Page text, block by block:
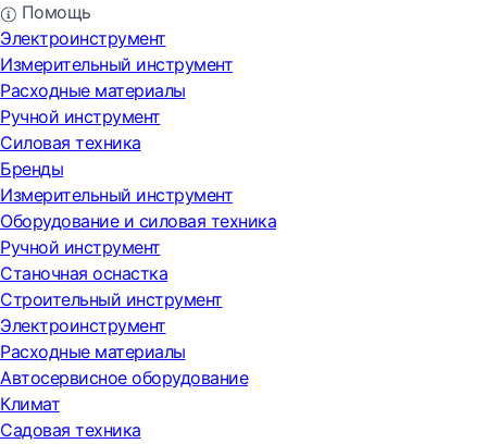
Помощь
Электроинструмент
Измерительный инструмент
Расходные материалы
Ручной инструмент
Силовая техника
Бренды
Измерительный инструмент
Оборудование и силовая техника
Ручной инструмент
Станочная оснастка
Строительный инструмент
Электроинструмент
Расходные материалы
Автосервисное оборудование
Климат
Садовая техника